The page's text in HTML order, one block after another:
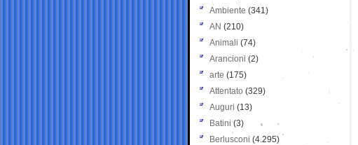
Ambiente (341)
AN (210)
Animali (74)
Arancioni (2)
arte (175)
Attentato (329)
Auguri (13)
Batini (3)
Berlusconi (4.295)